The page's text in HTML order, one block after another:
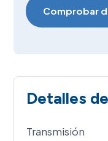
Detalles
Transmisión